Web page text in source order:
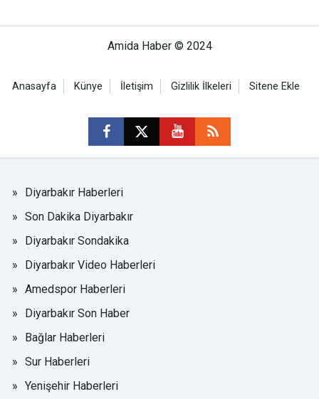
Amida Haber © 2024
Anasayfa Künye İletişim Gizlilik İlkeleri Sitene Ekle
Diyarbakır Haberleri
Son Dakika Diyarbakır
Diyarbakır Sondakika
Diyarbakır Video Haberleri
Amedspor Haberleri
Diyarbakır Son Haber
Bağlar Haberleri
Sur Haberleri
Yenişehir Haberleri